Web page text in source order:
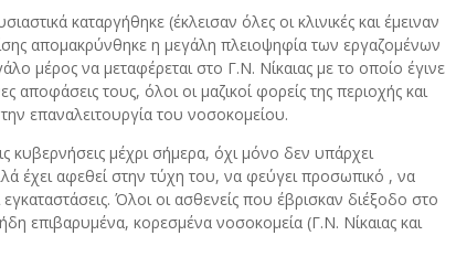
καταργήθηκε (έκλεισαν όλες οι κλινικές και έμειναν
απομακρύνθηκε η μεγάλη πλειοψηφία των εργαζομένων
μέρος να μεταφέρεται στο Γ.Ν. Νίκαιας με το οποίο έγινε
τους, όλοι οι μαζικοί φορείς της περιοχής και
επαναλειτουργία του νοσοκομείου.
κυβερνήσεις μέχρι σήμερα, όχι μόνο δεν υπάρχει
έχει αφεθεί στην τύχη του, να φεύγει προσωπικό , να
Όλοι οι ασθενείς που έβρισκαν διέξοδο στο
επιβαρυμένα, κορεσμένα νοσοκομεία (Γ.Ν. Νίκαιας και